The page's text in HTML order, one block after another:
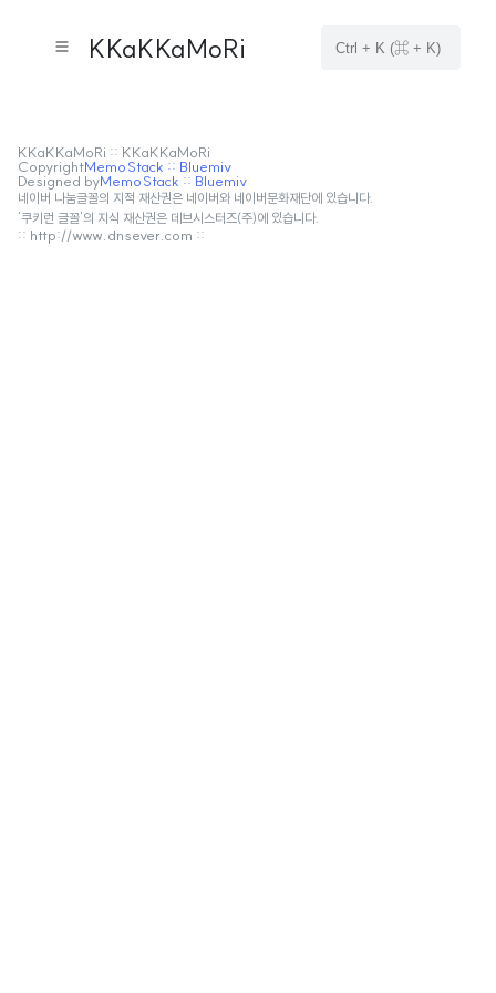
KKaKKaMoRi
KKaKKaMoRi :: KKaKKaMoRi
CopyrightMemoStack :: Bluemiv
Designed byMemoStack :: Bluemiv
네이버 나눔글꼴의 지적 재산권은 네이버와 네이버문화재단에 있습니다.
'쿠키런 글꼴'의 지식 재산권은 데브시스터즈(주)에 있습니다.
:: http://www.dnsever.com ::